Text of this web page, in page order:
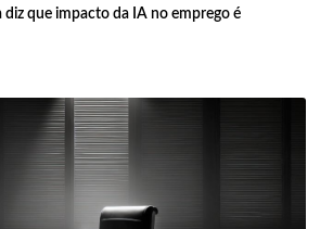
diz que impacto da IA no emprego é